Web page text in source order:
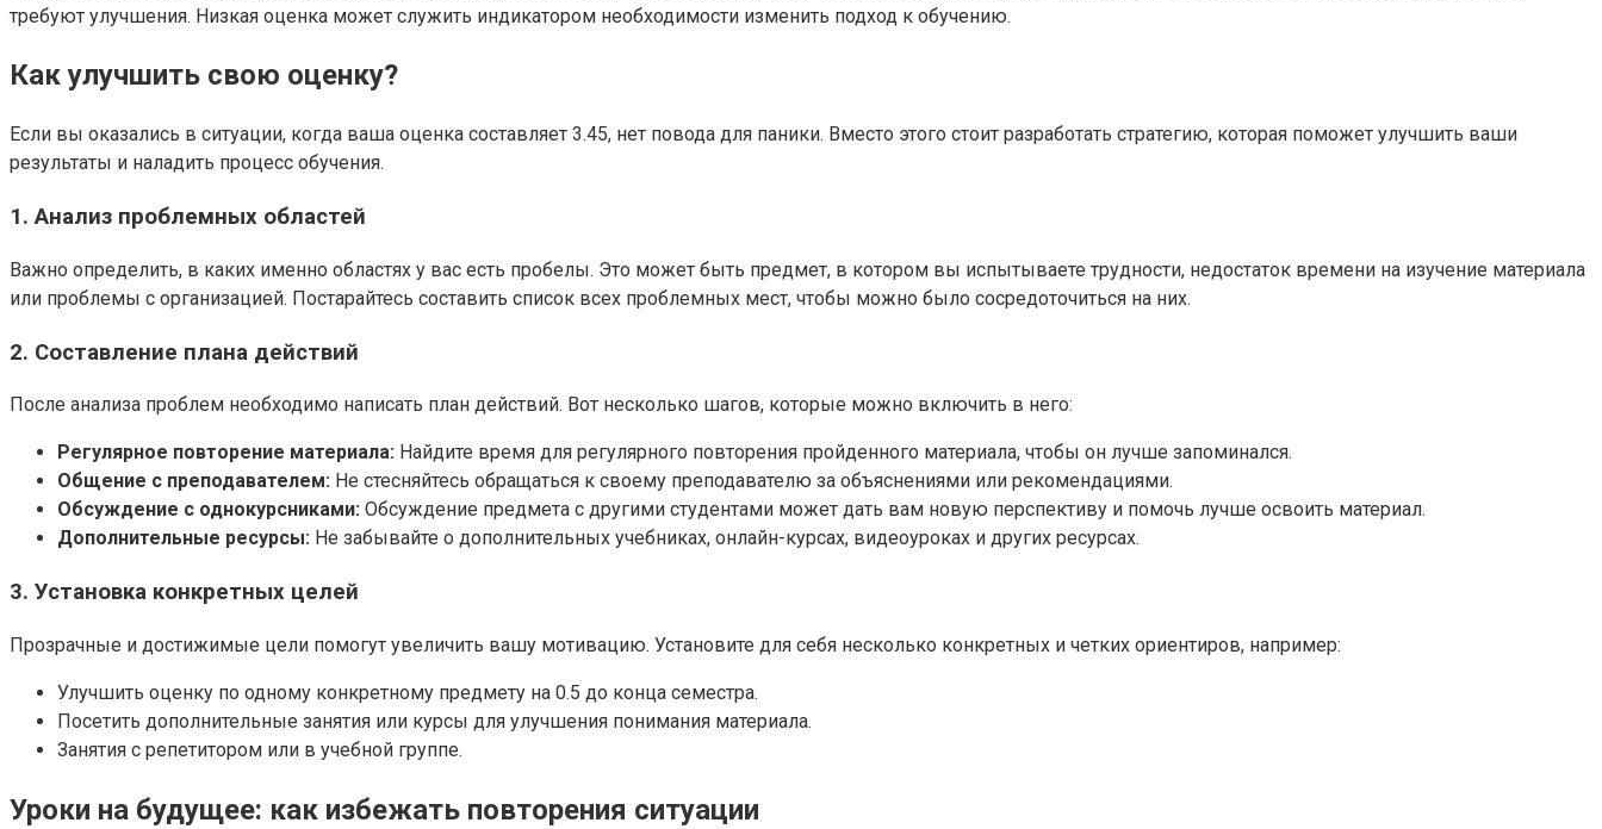
требуют улучшения. Низкая оценка может служить индикатором необходимости изменить подход к обучению.
Как улучшить свою оценку?
Если вы оказались в ситуации, когда ваша оценка составляет 3.45, нет повода для паники. Вместо этого стоит разработать стратегию, которая поможет улучшить ваши
результаты и наладить процесс обучения.
1. Анализ проблемных областей
Важно определить, в каких именно областях у вас есть пробелы. Это может быть предмет, в котором вы испытываете трудности, недостаток времени на изучение материала
или проблемы с организацией. Постарайтесь составить список всех проблемных мест, чтобы можно было сосредоточиться на них.
2. Составление плана действий
После анализа проблем необходимо написать план действий. Вот несколько шагов, которые можно включить в него:
Регулярное повторение материала: Найдите время для регулярного повторения пройденного материала, чтобы он лучше запоминался.
Общение с преподавателем: Не стесняйтесь обращаться к своему преподавателю за объяснениями или рекомендациями.
Обсуждение с однокурсниками: Обсуждение предмета с другими студентами может дать вам новую перспективу и помочь лучше освоить материал.
Дополнительные ресурсы: Не забывайте о дополнительных учебниках, онлайн-курcах, видеоуроках и других ресурсах.
3. Установка конкретных целей
Прозрачные и достижимые цели помогут увеличить вашу мотивацию. Установите для себя несколько конкретных и четких ориентиров, например:
Улучшить оценку по одному конкретному предмету на 0.5 до конца семестра.
Посетить дополнительные занятия или курсы для улучшения понимания материала.
Занятия с репетитором или в учебной группе.
Уроки на будущее: как избежать повторения ситуации